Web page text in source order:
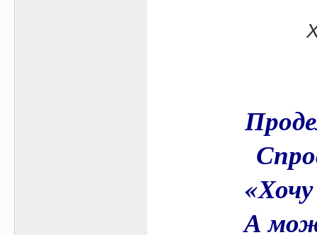
А